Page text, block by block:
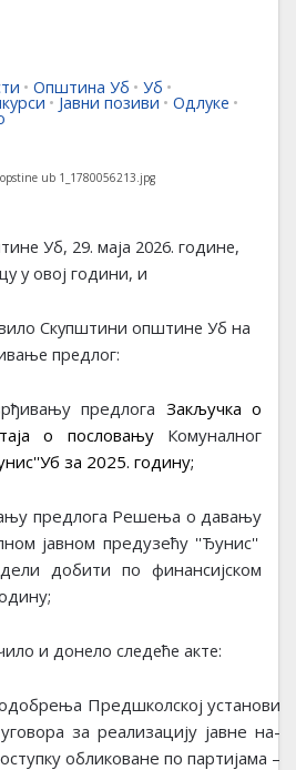
• Општина Уб • Уб •
• Јавни позиви • Одлуке •
Уб, 29. маја 2026. године,
у овој години, и
Скупштини општине Уб на
предлог:
предлога Закључка о
о пословањуКомуналног
за 2025. годину;
предлога Решења о да­ва­њу
јавном пред­у­зе­ћу''Ђунис''
добити по финансијском
и донело следеће акте:
Предшколској установи
за ре­а­ли­за­ци­ју јав­не на­
обликоване по партијама –